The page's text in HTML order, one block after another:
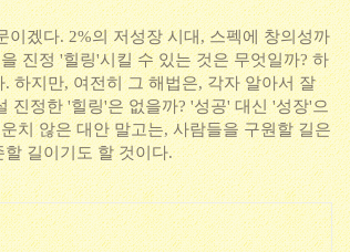
겠다. 2%의 저성장 시대, 스펙에 창의성까
진정 '힐링'시킬 수 있는 것은 무엇일까? 하
하지만, 여전히 그 해법은, 각자 알아서 잘
진정한 '힐링'은 없을까? '성공' 대신 '성장'으
치 않은 대안 말고는, 사람들을 구원할 길은
할 길이기도 할 것이다.